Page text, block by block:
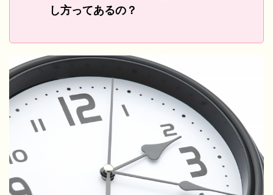
し方ってあるの？